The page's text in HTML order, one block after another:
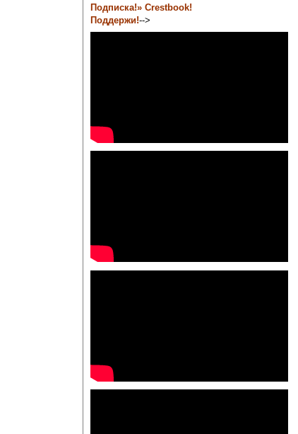
Подписка!» Crestbook!
Поддержи!-->